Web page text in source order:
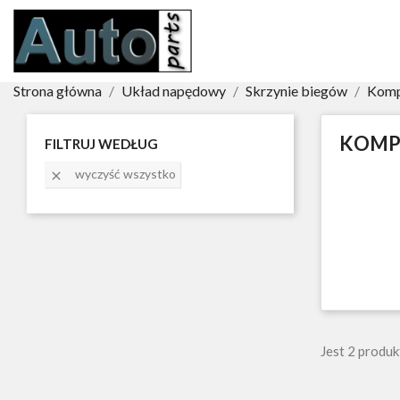
Strona główna Układ napędowy Skrzynie biegów
FILTRUJ WEDŁUG
 wyczyść wszystko
Jest 2